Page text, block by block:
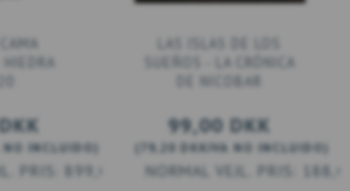
HIEDRA
NO INCLUIDO)
899,00 DKK
LAS ISLAS DE LOS
SUEÑOS - LA CRÓNICA
DE NICOBAR
99,00 DKK
79,20 DKKIVA NO INCLUIDO)